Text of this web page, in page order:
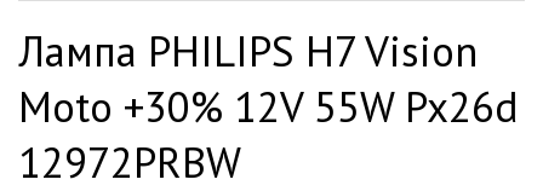
Лампа PHILIPS H7 Vision
Moto +30% 12V 55W Px26d
12972PRBW